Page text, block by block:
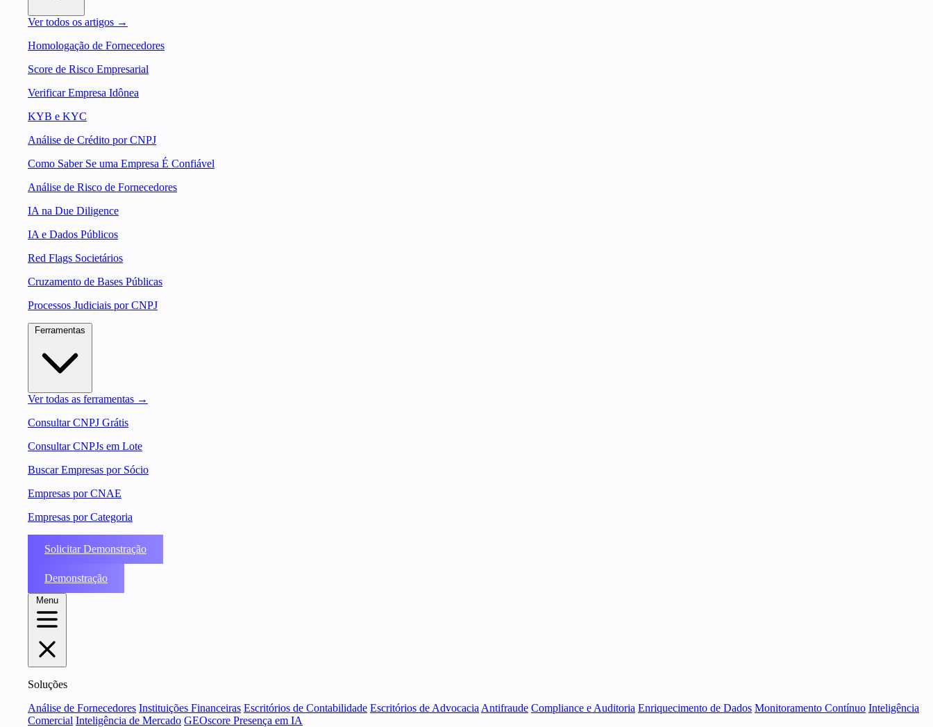
Ver todos os artigos →
Homologação de Fornecedores
Score de Risco Empresarial
Verificar Empresa Idônea
KYB e KYC
Análise de Crédito por CNPJ
Como Saber Se uma Empresa É Confiável
Análise de Risco de Fornecedores
IA na Due Diligence
IA e Dados Públicos
Red Flags Societários
Cruzamento de Bases Públicas
Processos Judiciais por CNPJ
Ver todas as ferramentas →
Consultar CNPJ Grátis
Consultar CNPJs em Lote
Buscar Empresas por Sócio
Empresas por CNAE
Empresas por Categoria
Solicitar Demonstração
Demonstração
Menu
Soluções
Análise de Fornecedores Instituições Financeiras Escritórios de Contabilidade Escritórios de Advocacia Antifraude Compliance e Auditoria Enriquecimento de Dados Monitoramento Contínuo Inteligência
Comercial Inteligência de Mercado GEOscore Presença em IA